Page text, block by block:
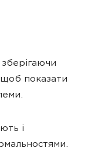
щоб показати
і